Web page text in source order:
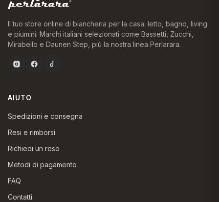
Il tuo store online di biancheria per la casa: letto, bagno, living
e piumini. Marchi italiani selezionati come Bassetti, Zucchi,
Mirabello e Daunen Step, più la nostra linea Perlarara.
AIUTO
Spedizioni e consegna
Resi e rimborsi
Richiedi un reso
Metodi di pagamento
FAQ
Contatti